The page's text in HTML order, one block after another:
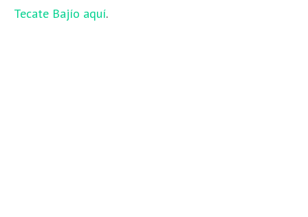
Tecate Bajío aquí.